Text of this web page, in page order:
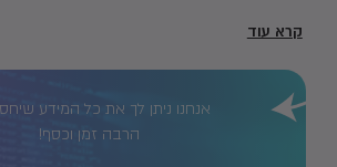
המדריכים וטיפים מנסיונם הרב. החומר
לשאלות ותשובות ולהתפתחות אישית. בזכות
מקפידים בסיום כל קורס, אנחנו נמצאים
ובזכות מאות הקורסים ואלפי הסטודנטים
קרא עוד
אנחנו ניתן לך את כל המידע
הרבה זמן וכסף!